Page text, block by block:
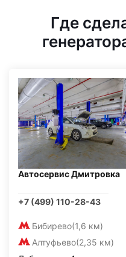
Где
Автосервис Дмитровка
+7 (499) 110-28-43
Бибирево(1,6 км)
Алтуфьево(2,35 км)